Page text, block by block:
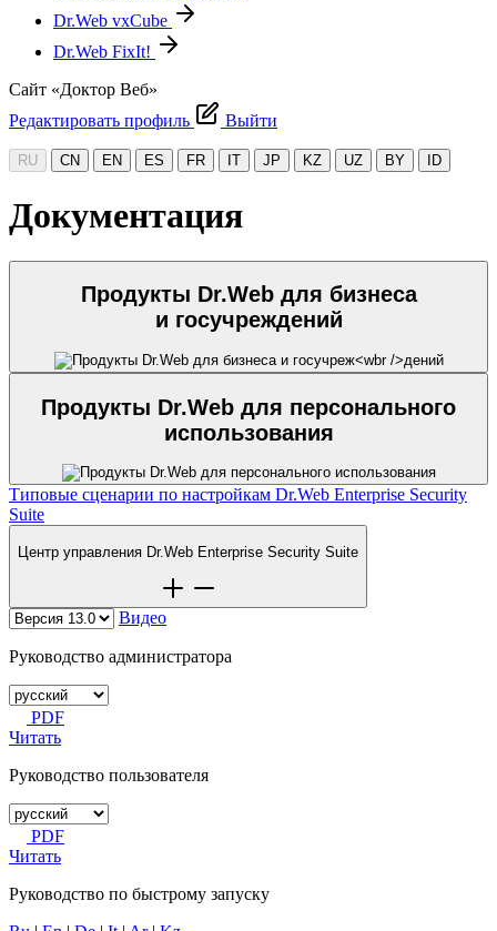
Dr.Web vxCube
Dr.Web FixIt!
Сайт «Доктор Веб»
Редактировать профиль
Выйти
RU CN EN ES FR IT JP KZ UZ BY ID
Документация
Продукты Dr.Web для бизнеса
и госучреждений
Продукты Dr.Web для персонального
использования
Типовые сценарии по настройкам Dr.Web Enterprise Security
Suite
Центр управления Dr.Web Enterprise Security Suite
Видео
Руководство администратора
PDF
Читать
Руководство пользователя
PDF
Читать
Руководство по быстрому запуску